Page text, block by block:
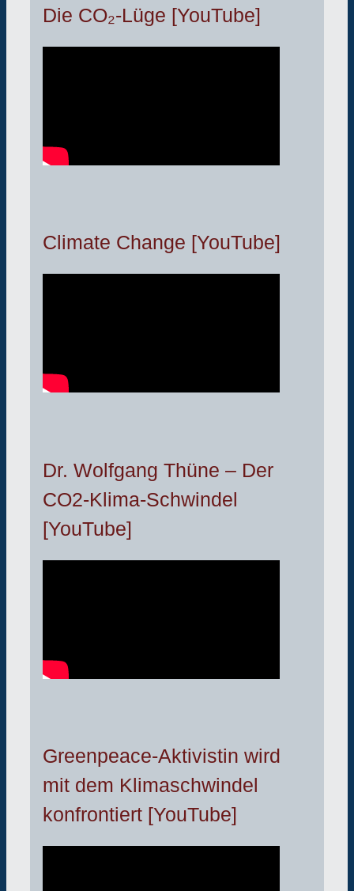
Die CO₂-Lüge [YouTube]
Climate Change [YouTube]
Dr. Wolfgang Thüne – Der
CO2-Klima-Schwindel
[YouTube]
Greenpeace-Aktivistin wird
mit dem Klimaschwindel
konfrontiert [YouTube]